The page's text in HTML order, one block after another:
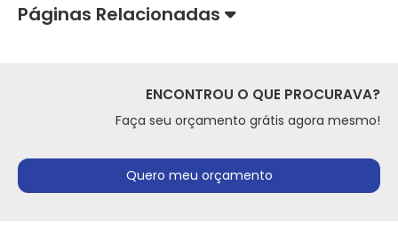
Páginas Relacionadas
ENCONTROU O QUE PROCURAVA?
Faça seu orçamento grátis agora mesmo!
Quero meu orçamento